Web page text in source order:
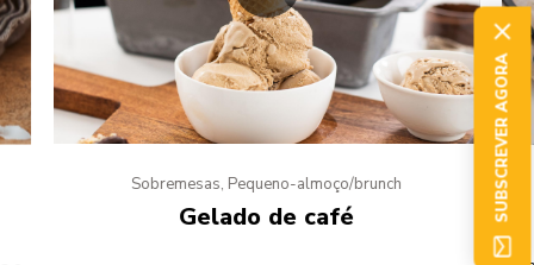
Sobremesas, Pequeno-almoço/brunch
Gelado de café SUBSCREVER AGORA